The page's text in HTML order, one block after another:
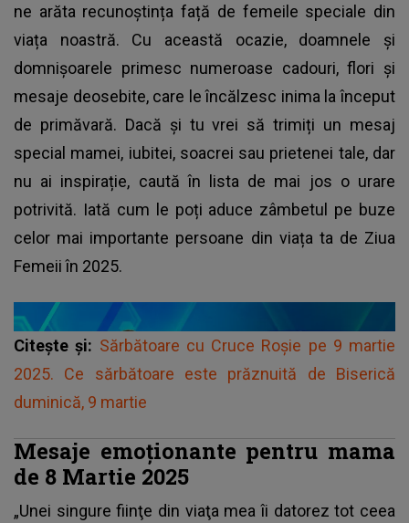
ne arăta recunoștința față de femeile speciale din
viața noastră. Cu această ocazie, doamnele și
domnișoarele primesc numeroase cadouri, flori și
mesaje deosebite, care le încălzesc inima la început
de primăvară. Dacă și tu vrei să trimiți un mesaj
special mamei, iubitei, soacrei sau prietenei tale, dar
nu ai inspirație, caută în lista de mai jos o urare
potrivită. Iată cum le poți aduce zâmbetul pe buze
celor mai importante persoane din viața ta de Ziua
Femeii în 2025.
Citește și: Sărbătoare cu Cruce Roșie pe 9 martie
2025. Ce sărbătoare este prăznuită de Biserică
duminică, 9 martie
Mesaje emoționante pentru mama
de 8 Martie 2025
„Unei singure fiinţe din viaţa mea îi datorez tot ceea